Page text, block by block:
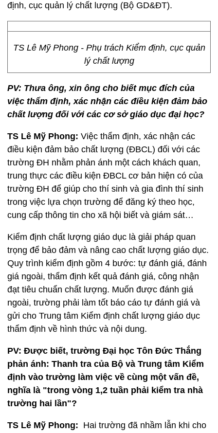
định, cục quản lý chất lượng (Bộ GD&ĐT).
TS Lê Mỹ Phong - Phụ trách Kiểm định, cục quản
lý chất lượng
PV: Thưa ông, xin ông cho biết mục đích của
việc thẩm định, xác nhận các điều kiện đảm bảo
chất lượng đối với các cơ sở giáo dục đại học?
TS Lê Mỹ Phong: Việc thẩm định, xác nhận các
điều kiện đảm bảo chất lượng (ĐBCL) đối với các
trường ĐH nhằm phản ánh một cách khách quan,
trung thực các điều kiện ĐBCL cơ bản hiện có của
trường ĐH để giúp cho thí sinh và gia đình thí sinh
trong việc lựa chọn trường để đăng ký theo học,
cung cấp thông tin cho xã hội biết và giám sát…
Kiểm định chất lượng giáo dục là giải pháp quan
trọng để bảo đảm và nâng cao chất lượng giáo dục.
Quy trình kiểm định gồm 4 bước: tự đánh giá, đánh
giá ngoài, thẩm định kết quả đánh giá, công nhận
đạt tiêu chuẩn chất lượng. Muốn được đánh giá
ngoài, trường phải làm tốt báo cáo tự đánh giá và
gửi cho Trung tâm Kiểm định chất lượng giáo dục
thẩm định về hình thức và nội dung.
PV: Được biết, trường Đại học Tôn Đức Thắng
phản ánh: Thanh tra của Bộ và Trung tâm Kiểm
định vào trường làm việc về cùng một vấn đề,
nghĩa là "trong vòng 1,2 tuần phải kiểm tra nhà
trường hai lần"?
TS Lê Mỹ Phong: Hai trường đã nhầm lẫn khi cho